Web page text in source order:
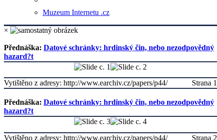
Muzeum Internetu .cz
×
Přednáška: Datové schránky: hrdinský čin, nebo nezodpovědný
hazard?t
Strana 1
Vytištěno z adresy: http://www.earchiv.cz/papers/p44/
Přednáška: Datové schránky: hrdinský čin, nebo nezodpovědný
hazard?t
Strana 2
Vytištěno z adresy: http://www.earchiv.cz/papers/p44/